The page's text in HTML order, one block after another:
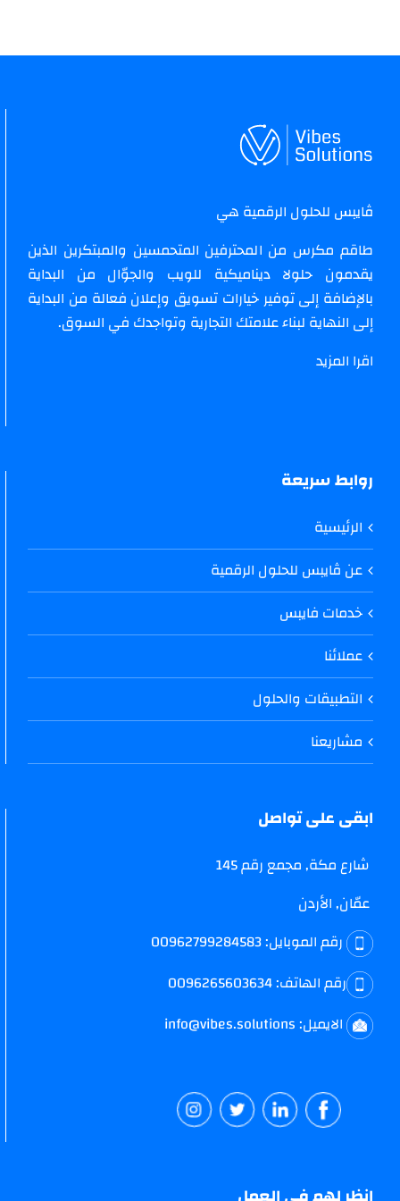
ڤايبس للحلول الرقمية هي
طاقم مكرس من المحترفين المتحمسين والمبتكرين الذين
يقدمون حلولا ديناميكية للويب والجوّال من البداية
بالإضافة إلى توفير خيارات تسويق وإعلان فعالة من البداية
إلى النهاية لبناء علامتك التجارية وتواجدك في السوق.
اقرا المزيد
روابط سريعة
الرئيسية
عن ڤايبس للحلول الرقمية
خدمات فايبس
عملائنا
التطبيقات والحلول
مشاريعنا
ابقى على تواصل
شارع مكة, مجمع رقم 145
عمّان, الأردن
رقم الموبايل:00962799284583
رقم الهاتف:0096265603634
الايميل:info@vibes.solutions